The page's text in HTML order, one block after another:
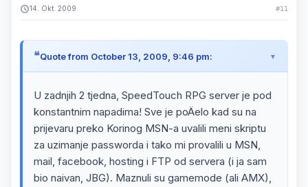
14. Okt. 2009. #11
Quote from October 13, 2009, 9:46 pm:
U zadnjih 2 tjedna, SpeedTouch RPG server je pod
konstantnim napadima! Sve je poÄelo kad su na
prijevaru preko Korinog MSN-a uvalili meni skriptu
za uzimanje passworda i tako mi provalili u MSN,
mail, facebook, hosting i FTP od servera (i ja sam
bio naivan, JBG). Maznuli su gamemode (ali AMX),